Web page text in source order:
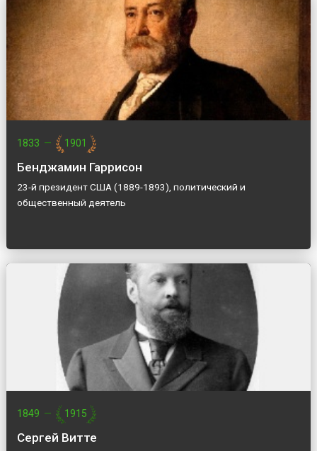
1833 — 1901
Бенджамин Гаррисон
23-й президент США (1889-1893), политический и
общественный деятель
1849 — 1915
Сергей Витте